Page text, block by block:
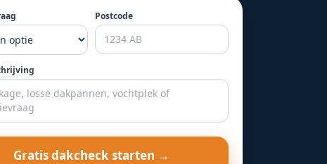
Postcode
Gratis dakcheck starten →